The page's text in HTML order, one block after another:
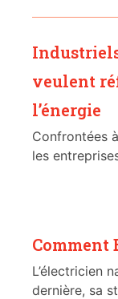
veulent
l’énergie
Confrontées
les
Comment
L’électricien
dernière, sa